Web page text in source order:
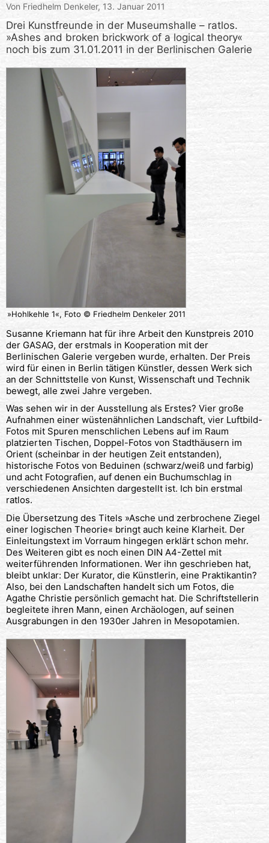
Von Friedhelm Denkeler, 13. Januar 2011
Drei Kunstfreunde in der Museumshalle – ratlos.
»Ashes and broken brickwork of a logical theory«
noch bis zum 31.01.2011 in der Berlinischen Galerie
»Hohlkehle 1«, Foto © Friedhelm Denkeler 2011
Susanne Kriemann hat für ihre Arbeit den Kunstpreis 2010
der GASAG, der erstmals in Kooperation mit der
Berlinischen Galerie vergeben wurde, erhalten. Der Preis
wird für einen in Berlin tätigen Künstler, dessen Werk sich
an der Schnittstelle von Kunst, Wissenschaft und Technik
bewegt, alle zwei Jahre vergeben.
Was sehen wir in der Ausstellung als Erstes? Vier große
Aufnahmen einer wüstenähnlichen Landschaft, vier Luftbild-
Fotos mit Spuren menschlichen Lebens auf im Raum
platzierten Tischen, Doppel-Fotos von Stadthäusern im
Orient (scheinbar in der heutigen Zeit entstanden),
historische Fotos von Beduinen (schwarz/weiß und farbig)
und acht Fotografien, auf denen ein Buchumschlag in
verschiedenen Ansichten dargestellt ist. Ich bin erstmal
ratlos.
Die Übersetzung des Titels »Asche und zerbrochene Ziegel
einer logischen Theorie« bringt auch keine Klarheit. Der
Einleitungstext im Vorraum hingegen erklärt schon mehr.
Des Weiteren gibt es noch einen DIN A4-Zettel mit
weiterführenden Informationen. Wer ihn geschrieben hat,
bleibt unklar: Der Kurator, die Künstlerin, eine Praktikantin?
Also, bei den Landschaften handelt sich um Fotos, die
Agathe Christie persönlich gemacht hat. Die Schriftstellerin
begleitete ihren Mann, einen Archäologen, auf seinen
Ausgrabungen in den 1930er Jahren in Mesopotamien.